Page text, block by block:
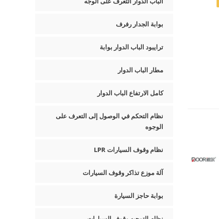
بوابة الجدار رفرف
ترايبود الباب الدوار بوابة
مطار الباب الدوار
كامل الارتفاع الباب الدوار
نظام التحكم في الوصول إلى التعرف على
الوجوه
نظام وقوف السيارات LPR
آلة موزع تذاكر وقوف السيارات
بوابة حاجز السيارة